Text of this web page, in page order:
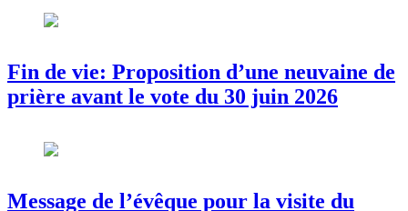
Fin de vie: Proposition d’une neuvaine de
prière avant le vote du 30 juin 2026
Message de l’évêque pour la visite du